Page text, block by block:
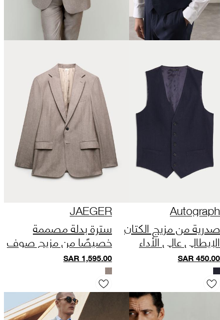
Autograph
صدرية من مزيج الكتان
الإيطالي عالي الأداء
SAR450.00
JAEGER
سترة بدلة مصممة
خصيصًا من مزيج صوف
وكتان إيطالي
SAR 1,595.00